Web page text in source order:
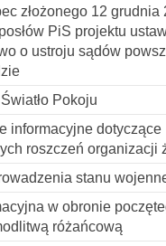
złożonego 12 grudnia
PiS projektu
o ustroju sądów
Pokoju
informacyjne dotyczące
roszczeń organizacji
stanu
w obronie
różańcową